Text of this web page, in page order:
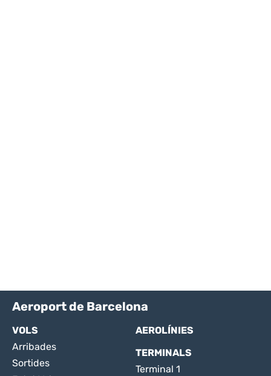
Aeroport de Barcelona
VOLS
Arribades
Sortides
AEROLÍNIES
TERMINALS
Terminal 1